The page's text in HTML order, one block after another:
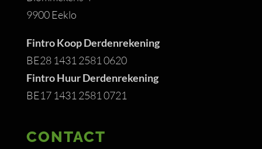
9900 Eeklo
Fintro Koop Derdenrekening
BE28 1431 2581 0620
Fintro Huur Derdenrekening
BE17 1431 2581 0721
CONTACT